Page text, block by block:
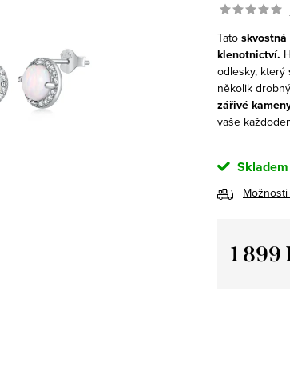
Tato
klenotnictví.
odlesky, který
několik
zářivé
vaše
Skladem
1 899